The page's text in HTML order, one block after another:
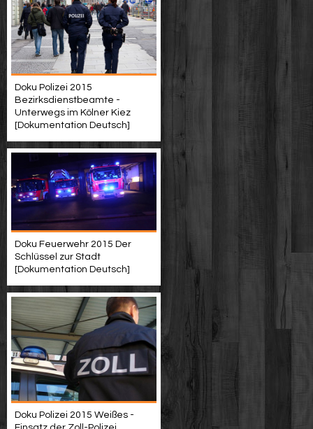
Doku Polizei 2015
Bezirksdienstbeamte -
Unterwegs im Kölner Kiez
[Dokumentation Deutsch]
Doku Feuerwehr 2015 Der
Schlüssel zur Stadt
[Dokumentation Deutsch]
Doku Polizei 2015 Weißes -